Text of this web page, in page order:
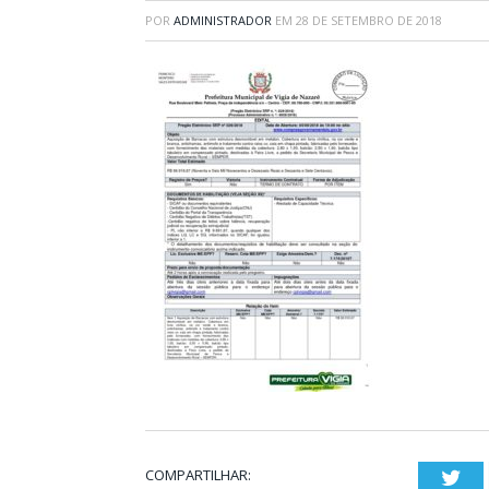
POR ADMINISTRADOR EM 28 DE SETEMBRO DE 2018
COMPARTILHAR: